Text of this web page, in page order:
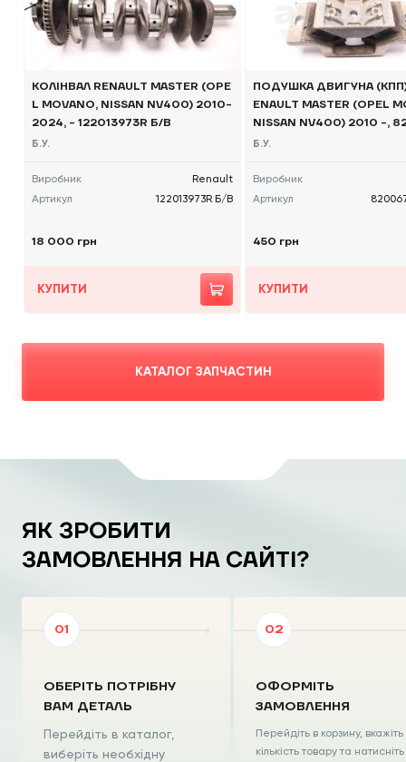
КОЛІНВАЛ RENAULT MASTER (OPE
L MOVANO, NISSAN NV400) 2010-
2024, - 122013973R Б/В
Б.У.
Виробник
Renault
Артикул
122013973R Б/В
18 000 грн
КУПИТИ
ПОДУШКА ДВИГУНА (КПП)
ENAULT MASTER (OPEL
NISSAN NV400) 2010 -,
857 Б/В
Б.У.
Виробник
Артикул
450 грн
КУПИТИ
КАТАЛОГ ЗАПЧАСТИН
ЯК ЗРОБИТИ
ЗАМОВЛЕННЯ НА САЙТІ?
ОБЕРІТЬ ПОТРІБНУ
ВАМ ДЕТАЛЬ
Перейдіть в каталог,
виберіть необхідну
ОФОРМІТЬ
ЗАМОВЛЕННЯ
Перейдіть в корзину, вкажіть
кількість товару та натисніть